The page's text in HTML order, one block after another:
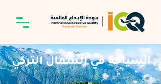
السياحة في الشمال التركي